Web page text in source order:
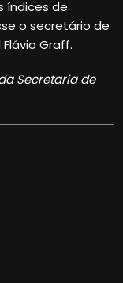
índices de
o secretário de
Graff.
Secretaria de